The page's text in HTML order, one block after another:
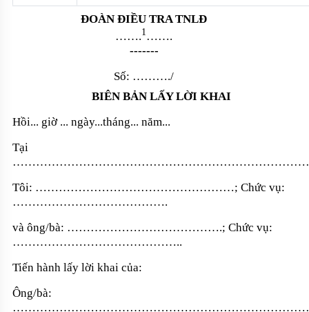
ĐOÀN ĐIỀU TRA TNLĐ
…….1…….
-------
Số: ………./
BIÊN BẢN LẤY LỜI KHAI
Hồi... giờ ... ngày...tháng... năm...
Tại
Tôi: ……………………………………………; Chức vụ:
………………………………….
và ông/bà: ………………………………….; Chức vụ:
……………………………………..
Tiến hành lấy lời khai của:
Ông/bà: